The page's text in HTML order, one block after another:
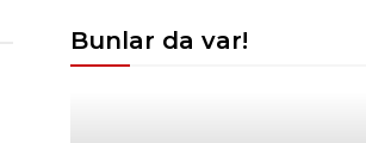
Bunlar da var!